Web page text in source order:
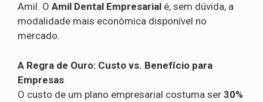
Amil. O Amil Dental Empresarial é, sem dúvida, a
modalidade mais econômica disponível no
mercado.
A Regra de Ouro: Custo vs. Benefício para
Empresas
O custo de um plano empresarial costuma ser 30%